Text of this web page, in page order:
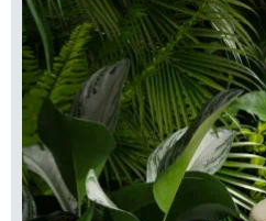
КНИЖНАЯ ПОЛКА
ПРЕСС-ЦЕНТР
КОЛЛЕКЦИИ КП